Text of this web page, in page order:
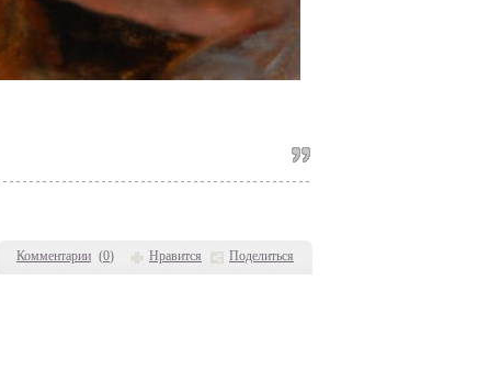
Комментарии (0) Нравится Поделиться